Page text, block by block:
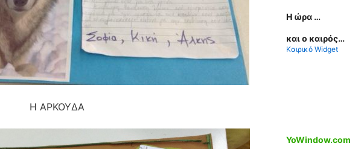
Η ΑΡΚΟΥΔΑ
Η ώρα …
και ο καιρός…
Καιρικό Widget
YoWindow.com